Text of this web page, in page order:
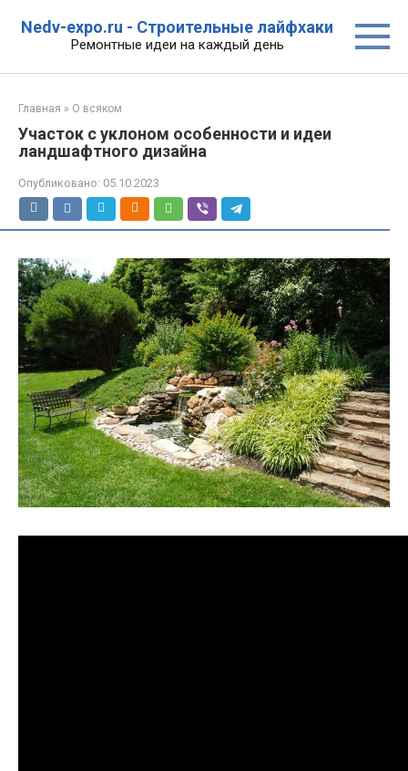
Nedv-expo.ru - Строительные лайфхаки
Ремонтные идеи на каждый день
Главная » О всяком
Участок с уклоном особенности и идеи
ландшафтного дизайна
Опубликовано: 05.10.2023